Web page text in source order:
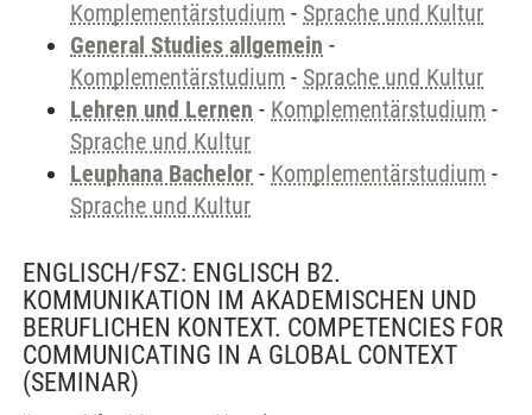
Komplementärstudium - Sprache und Kultur
General Studies allgemein -
Komplementärstudium - Sprache und Kultur
Lehren und Lernen - Komplementärstudium -
Sprache und Kultur
Leuphana Bachelor - Komplementärstudium -
Sprache und Kultur
ENGLISCH/FSZ: ENGLISCH B2.
KOMMUNIKATION IM AKADEMISCHEN UND
BERUFLICHEN KONTEXT. COMPETENCIES FOR
COMMUNICATING IN A GLOBAL CONTEXT
(SEMINAR)